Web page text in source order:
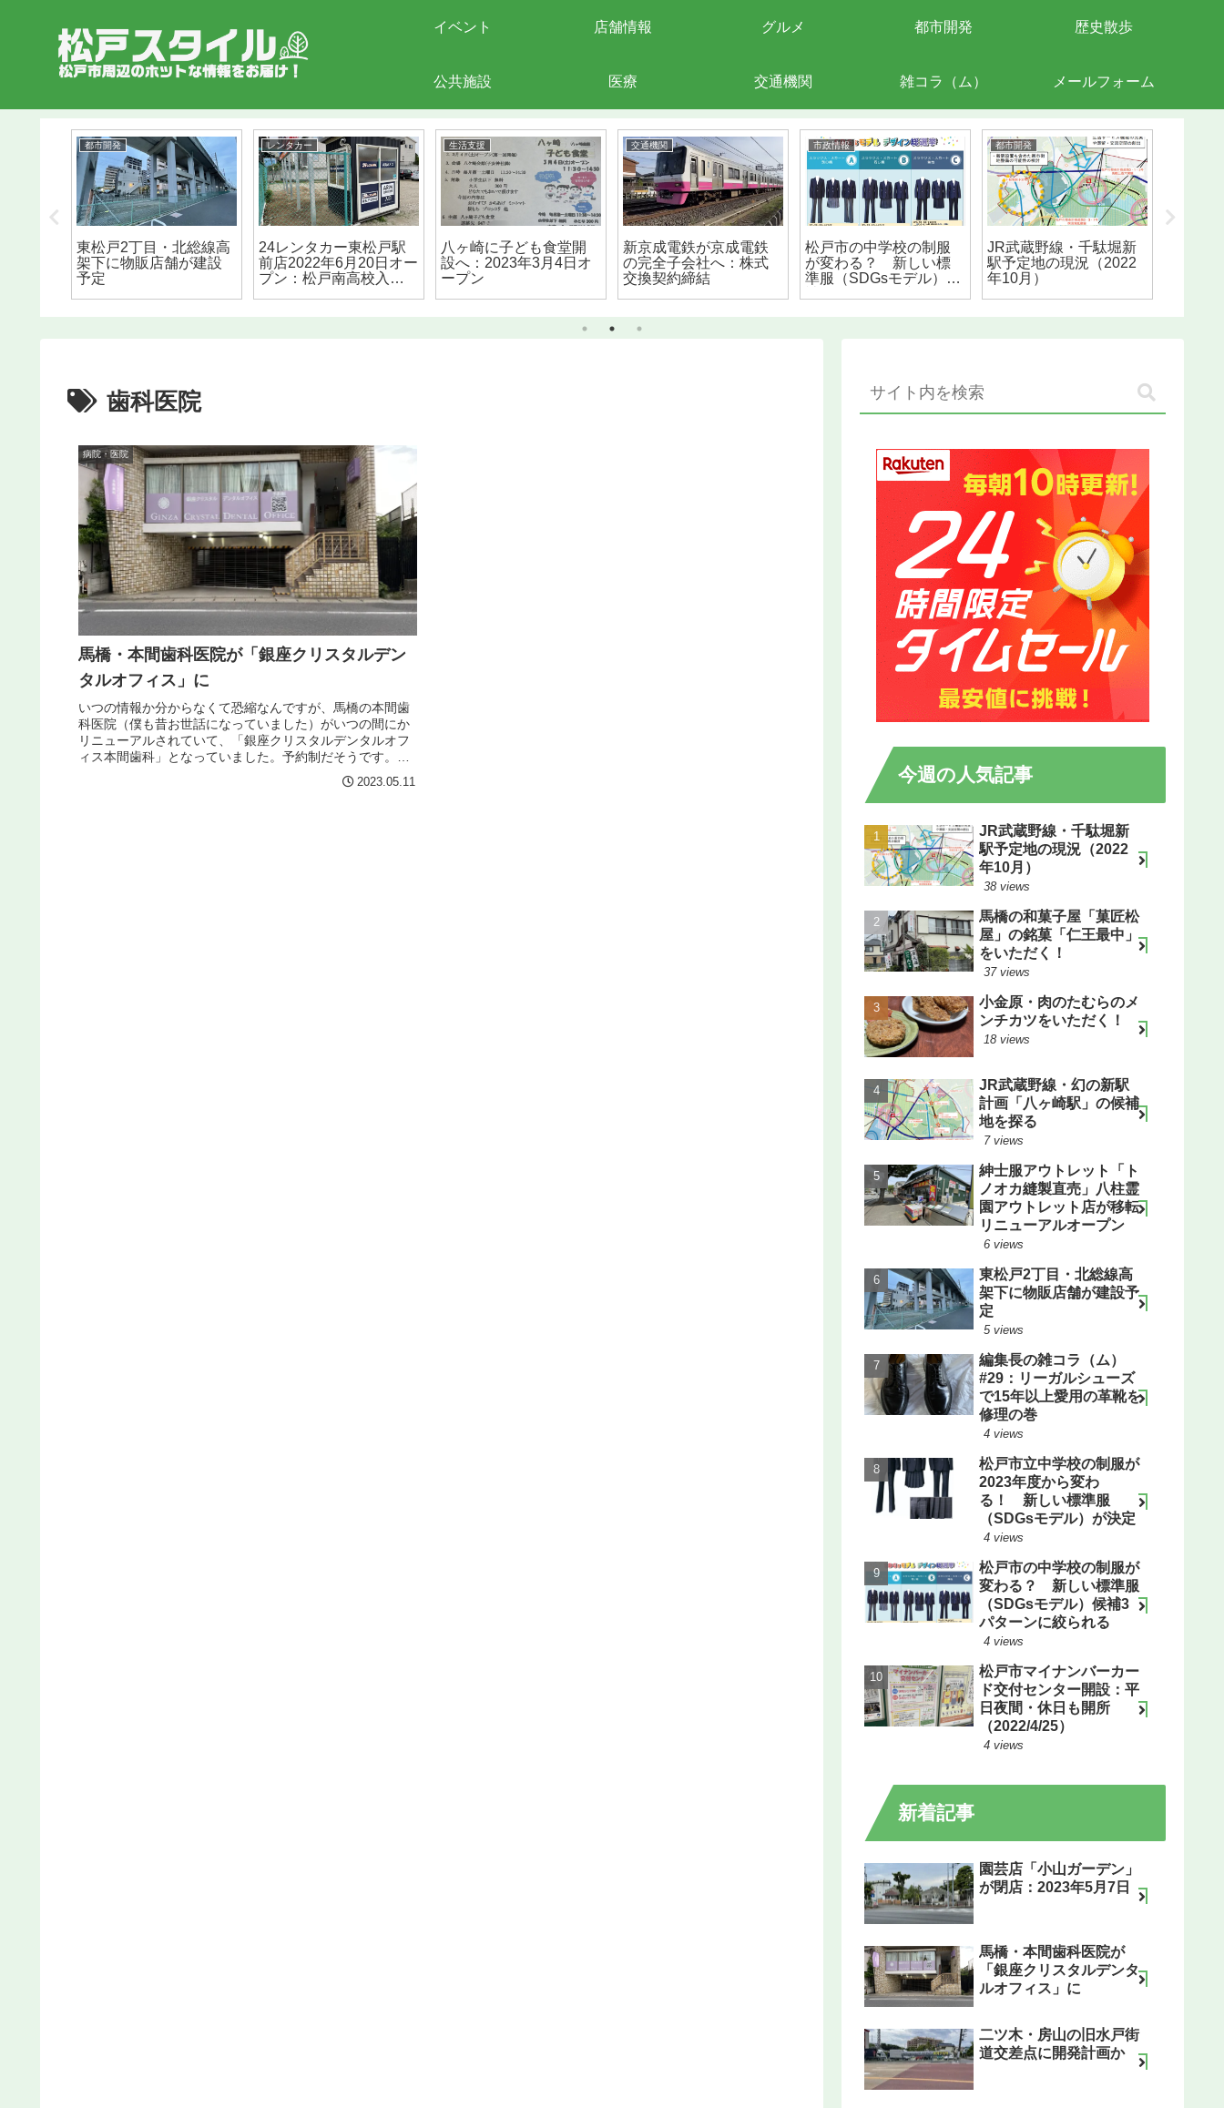
イベント 店舗情報 グルメ 都市開発 歴史散歩
公共施設 医療 交通機関 雑コラ（ム） メールフォーム
都市開発
東松戸2丁目・北総線高
架下に物販店舗が建設
予定
レンタカー
24レンタカー東松戸駅
前店2022年6月20日オー
プン：松戸南高校入口
生活支援
八ヶ崎に子ども食堂開
設へ：2023年3月4日オ
ープン
交通機関
新京成電鉄が京成電鉄
の完全子会社へ：株式
交換契約締結
市政情報
松戸市の中学校の制服
が変わる？ 新しい標
準服（SDGsモデル）候
都市開発
JR武蔵野線・千駄堀新
駅予定地の現況（2022
年10月）
歯科医院
病院・医院
馬橋・本間歯科医院が「銀座クリスタルデン
タルオフィス」に
いつの情報か分からなくて恐縮なんですが、馬橋の本間歯
科医院（僕も昔お世話になっていました）がいつの間にか
リニューアルされていて、「銀座クリスタルデンタルオフ
ィス本間歯科」となっていました。予約制だそうです。銀
2023.05.11 今週の人気記事
JR武蔵野線・千駄堀新
駅予定地の現況（2022
年10月）
38 views
馬橋の和菓子屋「菓匠松
屋」の銘菓「仁王最中」
をいただく！
37 views
小金原・肉のたむらのメ
ンチカツをいただく！
18 views
JR武蔵野線・幻の新駅
計画「八ヶ崎駅」の候補
地を探る
7 views
紳士服アウトレット「ト
ノオカ縫製直売」八柱霊
園アウトレット店が移転
リニューアルオープン
6 views
東松戸2丁目・北総線高
架下に物販店舗が建設予
定
5 views
編集長の雑コラ（ム）
#29：リーガルシューズ
で15年以上愛用の革靴を
修理の巻
4 views
松戸市立中学校の制服が
2023年度から変わ
る！ 新しい標準服
（SDGsモデル）が決定
4 views
松戸市の中学校の制服が
変わる？ 新しい標準服
（SDGsモデル）候補3
パターンに絞られる
4 views
松戸市マイナンバーカー
ド交付センター開設：平
日夜間・休日も開所
（2022/4/25）
4 views
新着記事
園芸店「小山ガーデン」
が閉店：2023年5月7日
馬橋・本間歯科医院が
「銀座クリスタルデンタ
ルオフィス」に
二ツ木・房山の旧水戸街
道交差点に開発計画か